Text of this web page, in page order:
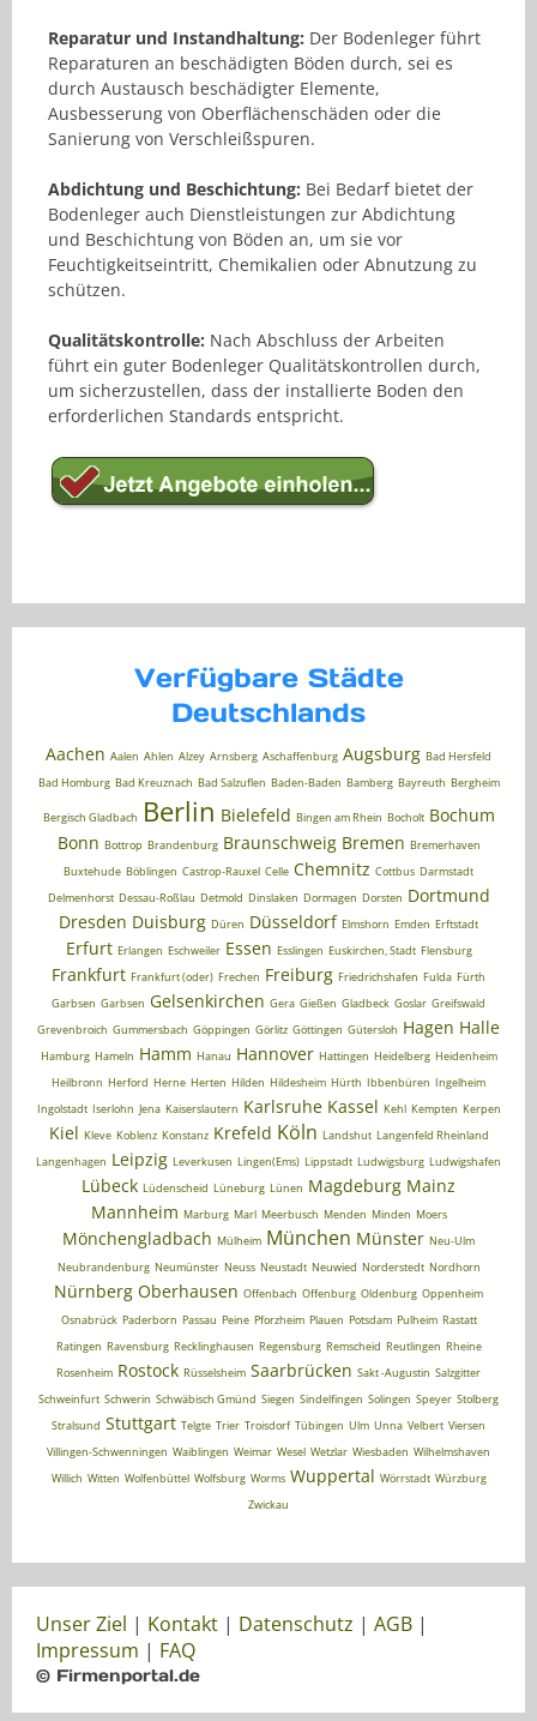
Reparatur und Instandhaltung: Der Bodenleger führt
Reparaturen an beschädigten Böden durch, sei es
durch Austausch beschädigter Elemente,
Ausbesserung von Oberflächenschäden oder die
Sanierung von Verschleißspuren.
Abdichtung und Beschichtung: Bei Bedarf bietet der
Bodenleger auch Dienstleistungen zur Abdichtung
und Beschichtung von Böden an, um sie vor
Feuchtigkeitseintritt, Chemikalien oder Abnutzung zu
schützen.
Qualitätskontrolle: Nach Abschluss der Arbeiten
führt ein guter Bodenleger Qualitätskontrollen durch,
um sicherzustellen, dass der installierte Boden den
erforderlichen Standards entspricht.
Verfügbare Städte
Deutschlands
Aachen Aalen Ahlen Alzey Arnsberg Aschaffenburg Augsburg Bad Hersfeld
Bad Homburg Bad Kreuznach Bad Salzuflen Baden-Baden Bamberg Bayreuth Bergheim
Bergisch Gladbach Berlin Bielefeld Bingen am Rhein Bocholt Bochum
Bonn Bottrop Brandenburg Braunschweig Bremen Bremerhaven
Buxtehude Böblingen Castrop-Rauxel Celle Chemnitz Cottbus Darmstadt
Delmenhorst Dessau-Roßlau Detmold Dinslaken Dormagen Dorsten Dortmund
Dresden Duisburg Düren Düsseldorf Elmshorn Emden Erftstadt
Erfurt Erlangen Eschweiler Essen Esslingen Euskirchen, Stadt Flensburg
Frankfurt Frankfurt (oder) Frechen Freiburg Friedrichshafen Fulda Fürth
Garbsen Garbsen Gelsenkirchen Gera Gießen Gladbeck Goslar Greifswald
Grevenbroich Gummersbach Göppingen Görlitz Göttingen Gütersloh Hagen Halle
Hamburg Hameln Hamm Hanau Hannover Hattingen Heidelberg Heidenheim
Heilbronn Herford Herne Herten Hilden Hildesheim Hürth Ibbenbüren Ingelheim
Ingolstadt Iserlohn Jena Kaiserslautern Karlsruhe Kassel Kehl Kempten Kerpen
Kiel Kleve Koblenz Konstanz Krefeld Köln Landshut Langenfeld Rheinland
Langenhagen Leipzig Leverkusen Lingen(Ems) Lippstadt Ludwigsburg Ludwigshafen
Lübeck Lüdenscheid Lüneburg Lünen Magdeburg Mainz
Mannheim Marburg Marl Meerbusch Menden Minden Moers
Mönchengladbach Mülheim München Münster Neu-Ulm
Neubrandenburg Neumünster Neuss Neustadt Neuwied Norderstedt Nordhorn
Nürnberg Oberhausen Offenbach Offenburg Oldenburg Oppenheim
Osnabrück Paderborn Passau Peine Pforzheim Plauen Potsdam Pulheim Rastatt
Ratingen Ravensburg Recklinghausen Regensburg Remscheid Reutlingen Rheine
Rosenheim Rostock Rüsselsheim Saarbrücken Sakt -Augustin Salzgitter
Schweinfurt Schwerin Schwäbisch Gmünd Siegen Sindelfingen Solingen Speyer Stolberg
Stralsund Stuttgart Telgte Trier Troisdorf Tübingen Ulm Unna Velbert Viersen
Villingen-Schwenningen Waiblingen Weimar Wesel Wetzlar Wiesbaden Wilhelmshaven
Willich Witten Wolfenbüttel Wolfsburg Worms Wuppertal Wörrstadt Würzburg
Zwickau
Unser Ziel | Kontakt | Datenschutz | AGB |
Impressum | FAQ
© Firmenportal.de